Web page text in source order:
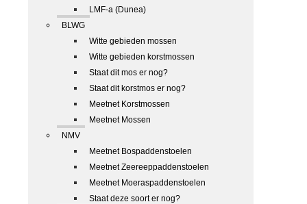
LMF-a (Dunea)
BLWG
Witte gebieden mossen
Witte gebieden korstmossen
Staat dit mos er nog?
Staat dit korstmos er nog?
Meetnet Korstmossen
Meetnet Mossen
NMV
Meetnet Bospaddenstoelen
Meetnet Zeereeppaddenstoelen
Meetnet Moeraspaddenstoelen
Staat deze soort er nog?